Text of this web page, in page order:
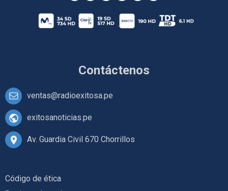
Contáctenos
ventas@radioexitosa.pe
exitosanoticias.pe
Av. Guardia Civil 670 Chorrillos
Código de ética